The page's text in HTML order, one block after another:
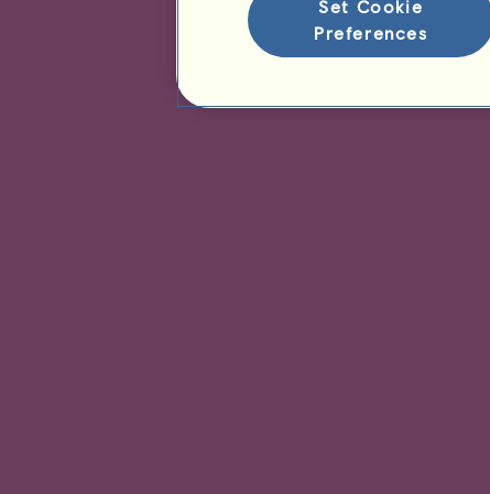
Set Cookie
Preferences